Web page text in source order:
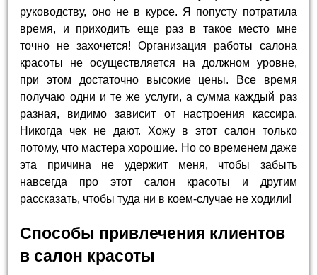
руководству, оно не в курсе. Я попусту потратила
время, и приходить еще раз в такое место мне
точно не захочется! Организация работы салона
красоты не осуществляется на должном уровне,
при этом достаточно высокие цены. Все время
получаю одни и те же услуги, а сумма каждый раз
разная, видимо зависит от настроения кассира.
Никогда чек не дают. Хожу в этот салон только
потому, что мастера хорошие. Но со временем даже
эта причина не удержит меня, чтобы забыть
навсегда про этот салон красоты и другим
рассказать, чтобы туда ни в коем-случае не ходили!
Способы привлечения клиентов
в салон красоты